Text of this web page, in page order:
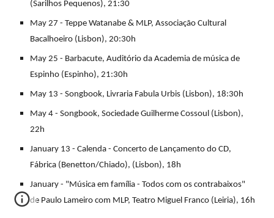
(Sarilhos Pequenos), 21:30
May 27 - Teppe Watanabe & MLP, Associação Cultural
Bacalhoeiro (Lisbon), 20:30h
May 25 - Barbacute, Auditório da Academia de música de
Espinho (Espinho), 21:30h
May 13 - Songbook, Livraria Fabula Urbis (Lisbon), 18:30h
May 4 - Songbook, Sociedade Guilherme Cossoul (Lisbon),
22h
January 13 - Calenda - Concerto de Lançamento do CD,
Fábrica (Benetton/Chiado), (Lisbon), 18h
January - "Música em família - Todos com os contrabaixos"
de Paulo Lameiro com MLP, Teatro Miguel Franco (Leiria), 16h